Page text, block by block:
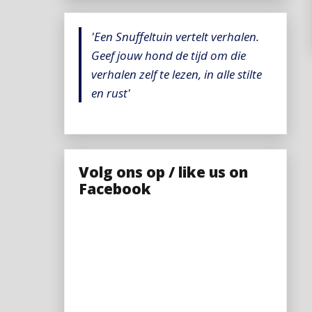
'Een Snuffeltuin vertelt verhalen.
Geef jouw hond de tijd om die
verhalen zelf te lezen, in alle stilte
en rust'
Volg ons op / like us on
Facebook